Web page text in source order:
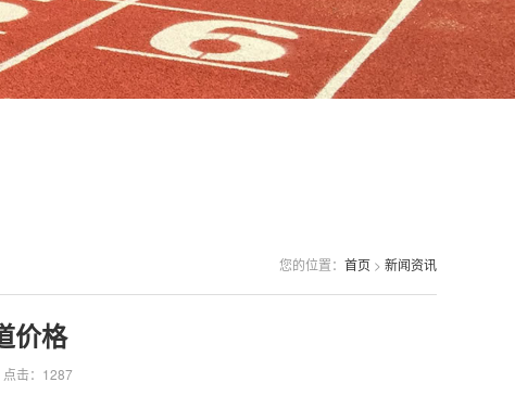
您的位置： 首页 > 新闻资讯
价格
点击：1287